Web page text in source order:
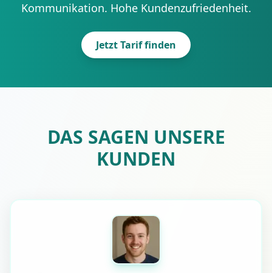
Kommunikation. Hohe Kundenzufriedenheit.
Jetzt Tarif finden
DAS SAGEN UNSERE
KUNDEN